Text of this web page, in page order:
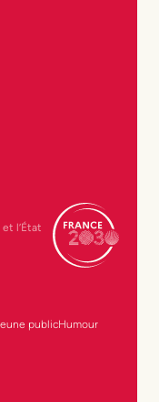
l’État
publicHumour